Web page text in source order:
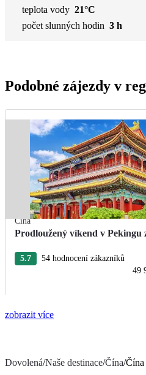
teplota vody 21°C
počet slunných hodin 3 h
Podobné zájezdy v
Čína
Prodloužený víkend v Pekingu
5.7
54 hodnocení zákazníků
49
zobrazit více
Dovolená/Naše destinace/Čína/Čína